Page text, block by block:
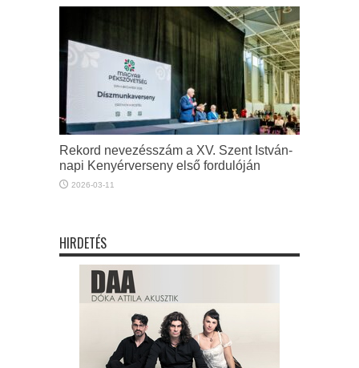
Rekord nevezésszám a XV. Szent István-
napi Kenyérverseny első fordulóján
2026-03-11
HIRDETÉS